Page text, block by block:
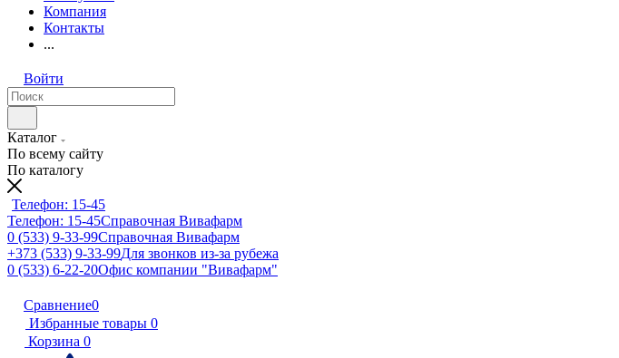
Компания
Контакты
...
Войти
Каталог
По всему сайту
По каталогу
Телефон: 15-45
Телефон: 15-45Справочная Вивафарм
0 (533) 9-33-99Справочная Вивафарм
+373 (533) 9-33-99Для звонков из-за рубежа
0 (533) 6-22-20Офис компании "Вивафарм"
Сравнение0
Избранные товары 0
Корзина 0